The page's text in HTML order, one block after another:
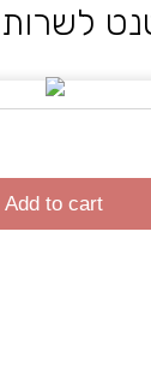
Add to cart